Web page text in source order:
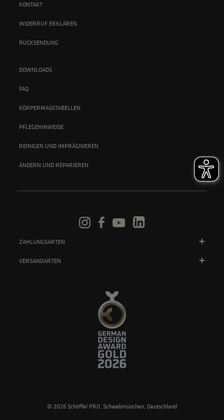
KONTAKT
WIDERRUF ERKLÄREN
RÜCKSENDUNG
DOWNLOADS
FAQ
KÖRPERMASSTABELLEN
PFLEGEHINWEISE
REINIGEN UND IMPRÄGNIEREN
ÄNDERN UND REPARIEREN
ZAHLUNGSARTEN
VERSANDARTEN
© 2026 Schöffel PRO, Schwabmünchen, Deutschland